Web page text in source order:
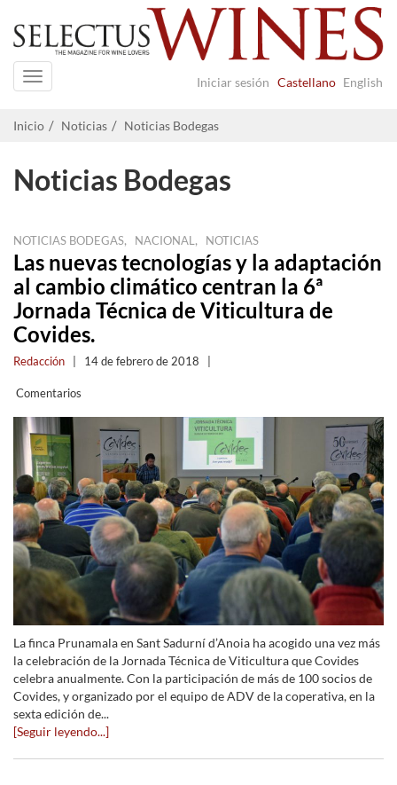
Iniciar sesión Castellano English
Navigation
Inicio Noticias Noticias Bodegas
Noticias Bodegas
NOTICIAS BODEGAS, NACIONAL , NOTICIAS
Las nuevas tecnologías y la adaptación
al cambio climático centran la 6ª
Jornada Técnica de Viticultura de
Covides.
Redacción 14 de febrero de 2018
Comentarios
La finca Prunamala en Sant Sadurní d’Anoia ha acogido una vez más
la celebración de la Jornada Técnica de Viticultura que Covides
celebra anualmente. Con la participación de más de 100 socios de
Covides, y organizado por el equipo de ADV de la coperativa, en la
sexta edición de...
[Seguir leyendo...]